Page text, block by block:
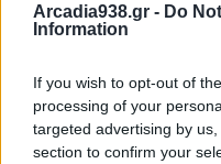
Arcadia938.gr - Do
Information
If you wish to opt-out of
processing of your
targeted advertising by
section to confirm your
Συγκεκριμένα
ταχύτητα.
μικρή αναστάτωση,
δημιουργηθούν